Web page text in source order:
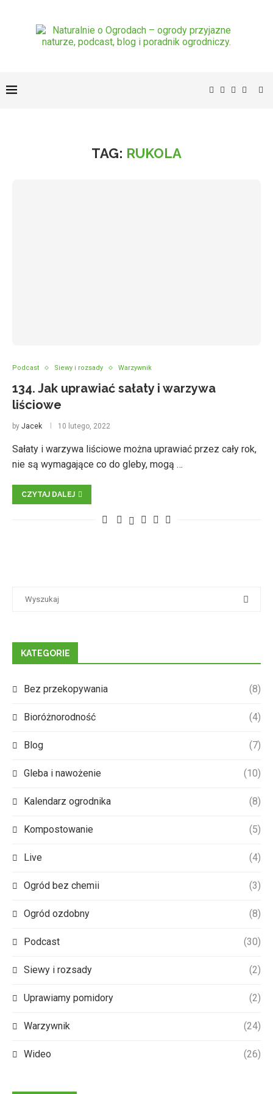
TAG: RUKOLA
Podcast Siewy i rozsady Warzywnik
134. Jak uprawiać sałaty i warzywa
liściowe
by Jacek 10 lutego, 2022
Sałaty i warzywa liściowe można uprawiać przez cały rok,
nie są wymagające co do gleby, mogą …
CZYTAJ DALEJ
KATEGORIE
Bez przekopywania (8)
Bioróżnorodność (4)
Blog (7)
Gleba i nawożenie (10)
Kalendarz ogrodnika (8)
Kompostowanie (5)
Live (4)
Ogród bez chemii (3)
Ogród ozdobny (8)
Podcast (30)
Siewy i rozsady (2)
Uprawiamy pomidory (2)
Warzywnik (24)
Wideo (26)